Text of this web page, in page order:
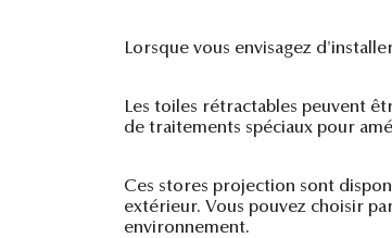
Lorsque vous envisagez
Les toiles rétractables peuvent
de traitements spéciaux pour
Ces stores projection sont
extérieur. Vous pouvez choisir
environnement.